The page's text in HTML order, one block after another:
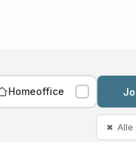
Homeoffice
✖ Alle